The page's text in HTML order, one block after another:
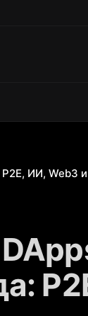
ИИ, Web3